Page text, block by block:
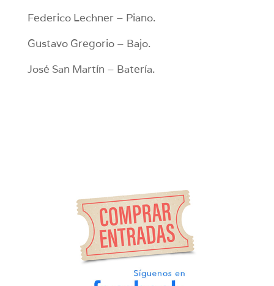
Federico Lechner – Piano.
Gustavo Gregorio – Bajo.
José San Martín – Batería.